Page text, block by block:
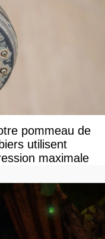
pommeau de
utilisent
maximale